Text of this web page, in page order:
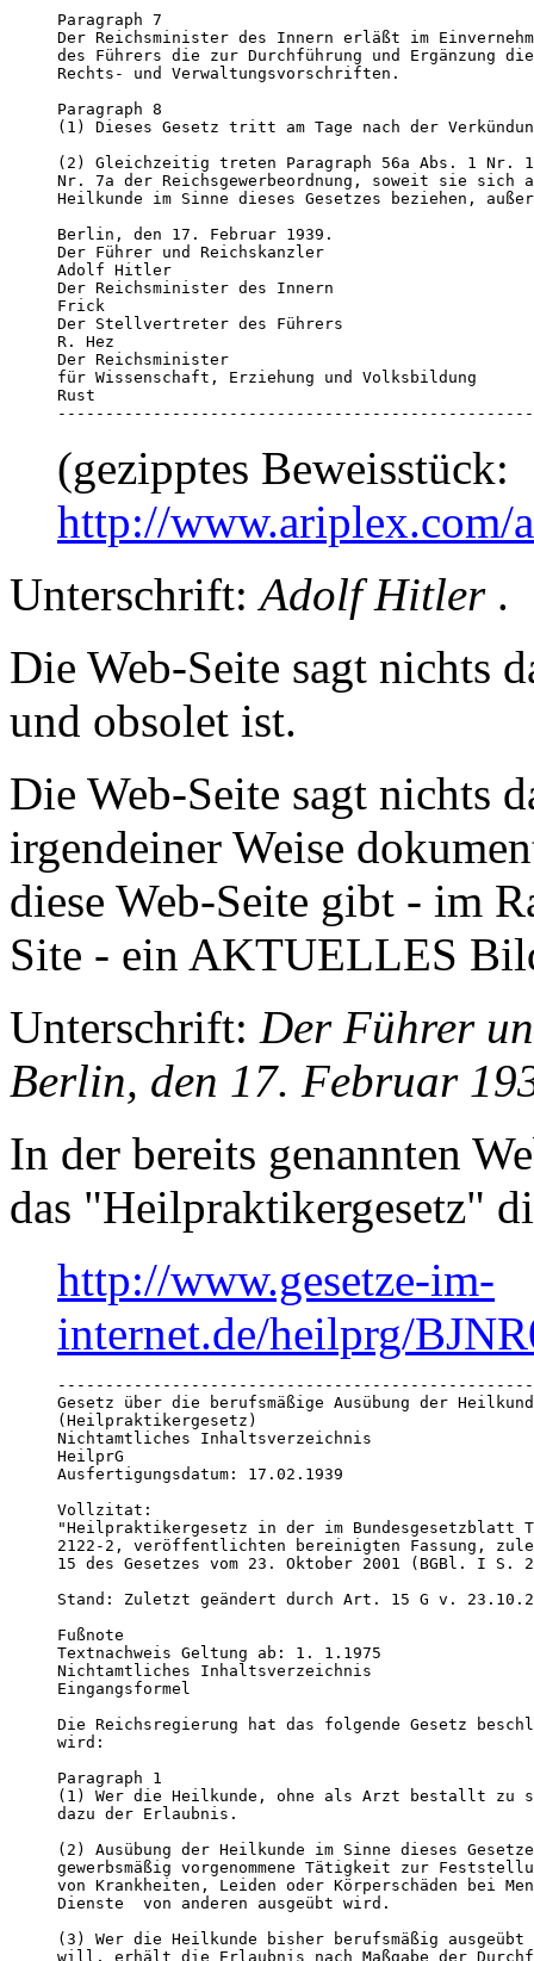
Paragraph 7
Der Reichsminister des Innern erläßt im
des Führers die zur Durchführung und Ergänzung
Rechts- und Verwaltungsvorschriften.
Paragraph 8
(1) Dieses Gesetz tritt am Tage nach der
(2) Gleichzeitig treten Paragraph 56a Abs. 1 Nr.
Nr. 7a der Reichsgewerbeordnung, soweit sie sich
Heilkunde im Sinne dieses Gesetzes beziehen,
Berlin, den 17. Februar 1939.
Der Führer und Reichskanzler
Adolf Hitler
Der Reichsminister des Innern
Frick
Der Stellvertreter des Führers
R. Hez
Der Reichsminister
für Wissenschaft, Erziehung und Volksbildung
Rust
(gezipptes Beweisstück:
http://www.ariplex.com/
Unterschrift:Adolf Hitler.
Die Web-Seite sagt nichts
und obsolet ist.
Die Web-Seite sagt nichts
irgendeiner Weise
diese Web-Seite gibt - im
Site - ein AKTUELLES
Unterschrift: Der Führer
Berlin, den 17. Februar
In der bereits genannten
das "Heilpraktikergesetz"
http://www.gesetze-im-
internet.de/heilprg/
Gesetz über die berufsmäßige Ausübung der
(Heilpraktikergesetz)
Nichtamtliches Inhaltsverzeichnis
HeilprG
Ausfertigungsdatum: 17.02.1939
Vollzitat:
"Heilpraktikergesetz in der im Bundesgesetzblatt
2122-2, veröffentlichten bereinigten Fassung,
15 des Gesetzes vom 23. Oktober 2001 (BGBl. I S.
Stand: Zuletzt geändert durch Art. 15 G v.
Fußnote
Textnachweis Geltung ab: 1. 1.1975
Nichtamtliches Inhaltsverzeichnis
Eingangsformel
Die Reichsregierung hat das folgende Gesetz
wird:
Paragraph 1
(1) Wer die Heilkunde, ohne als Arzt bestallt zu
dazu der Erlaubnis.
(2) Ausübung der Heilkunde im Sinne dieses
gewerbsmäßig vorgenommene Tätigkeit zur
von Krankheiten, Leiden oder Körperschäden bei
Dienste  von anderen ausgeübt wird.
(3) Wer die Heilkunde bisher berufsmäßig
will, erhält die Erlaubnis nach Maßgabe der